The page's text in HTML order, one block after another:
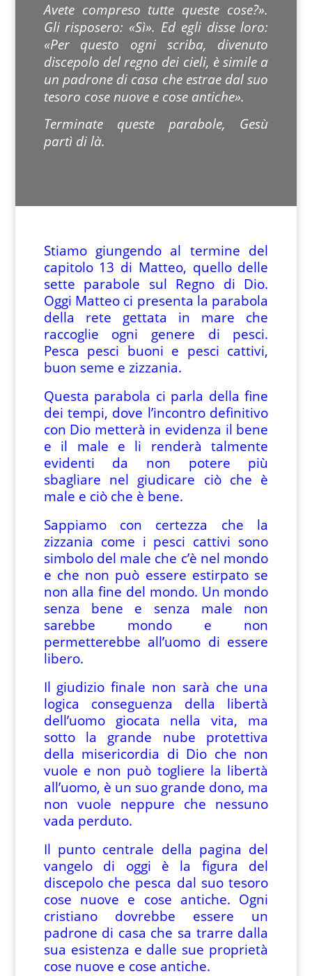
Avete compreso tutte queste cose?».
Gli risposero: «Sì». Ed egli disse loro:
«Per questo ogni scriba, divenuto
discepolo del regno dei cieli, è simile a
un padrone di casa che estrae dal suo
tesoro cose nuove e cose antiche».
Terminate queste parabole, Gesù
partì di là.
Stiamo giungendo al termine del
capitolo 13 di Matteo, quello delle
sette parabole sul Regno di Dio.
Oggi Matteo ci presenta la parabola
della rete gettata in mare che
raccoglie ogni genere di pesci.
Pesca pesci buoni e pesci cattivi,
buon seme e zizzania.
Questa parabola ci parla della fine
dei tempi, dove l’incontro definitivo
con Dio metterà in evidenza il bene
e il male e li renderà talmente
evidenti da non potere più
sbagliare nel giudicare ciò che è
male e ciò che è bene.
Sappiamo con certezza che la
zizzania come i pesci cattivi sono
simbolo del male che c’è nel mondo
e che non può essere estirpato se
non alla fine del mondo. Un mondo
senza bene e senza male non
sarebbe mondo e non
permetterebbe all’uomo di essere
libero.
Il giudizio finale non sarà che una
logica conseguenza della libertà
dell’uomo giocata nella vita, ma
sotto la grande nube protettiva
della misericordia di Dio che non
vuole e non può togliere la libertà
all’uomo, è un suo grande dono, ma
non vuole neppure che nessuno
vada perduto.
Il punto centrale della pagina del
vangelo di oggi è la figura del
discepolo che pesca dal suo tesoro
cose nuove e cose antiche. Ogni
cristiano dovrebbe essere un
padrone di casa che sa trarre dalla
sua esistenza e dalle sue proprietà
cose nuove e cose antiche.